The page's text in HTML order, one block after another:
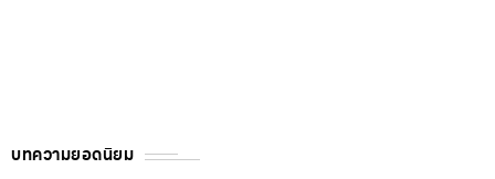
บทความยอดนิยม